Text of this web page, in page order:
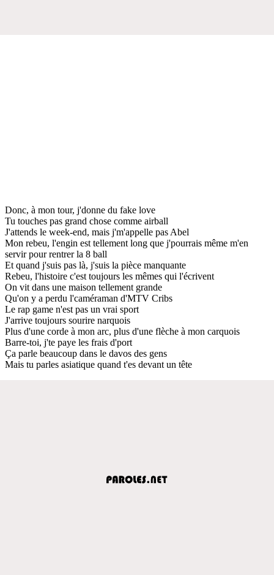
Donc, à mon tour, j'donne du fake love
Tu touches pas grand chose comme airball
J'attends le week-end, mais j'm'appelle pas Abel
Mon rebeu, l'engin est tellement long que j'pourrais même m'en
servir pour rentrer la 8 ball
Et quand j'suis pas là, j'suis la pièce manquante
Rebeu, l'histoire c'est toujours les mêmes qui l'écrivent
On vit dans une maison tellement grande
Qu'on y a perdu l'caméraman d'MTV Cribs
Le rap game n'est pas un vrai sport
J'arrive toujours sourire narquois
Plus d'une corde à mon arc, plus d'une flèche à mon carquois
Barre-toi, j'te paye les frais d'port
Ça parle beaucoup dans le davos des gens
Mais tu parles asiatique quand t'es devant un tête